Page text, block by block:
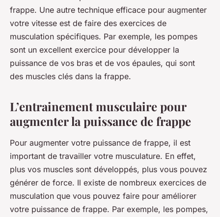
frappe. Une autre technique efficace pour augmenter
votre vitesse est de faire des exercices de
musculation spécifiques. Par exemple, les pompes
sont un excellent exercice pour développer la
puissance de vos bras et de vos épaules, qui sont
des muscles clés dans la frappe.
L’entrainement musculaire pour
augmenter la puissance de frappe
Pour augmenter votre puissance de frappe, il est
important de travailler votre musculature. En effet,
plus vos muscles sont développés, plus vous pouvez
générer de force. Il existe de nombreux exercices de
musculation que vous pouvez faire pour améliorer
votre puissance de frappe. Par exemple, les pompes,